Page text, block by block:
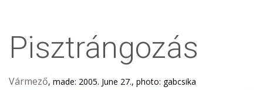
Pisztrángozás
Vármező, made: 2005. June 27., photo: gabcsika